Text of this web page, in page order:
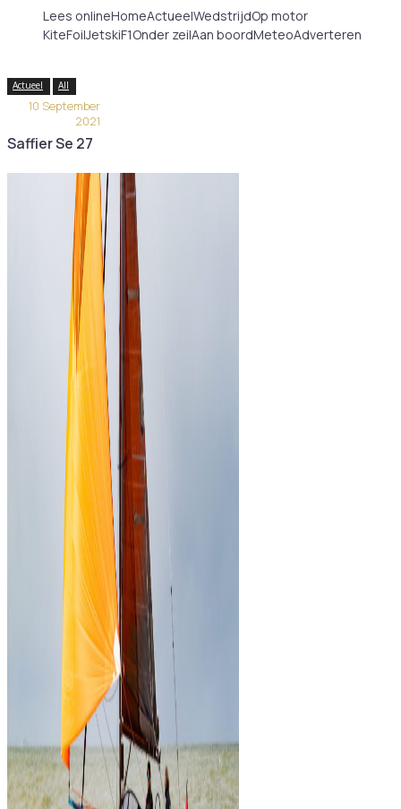
Lees onlineHomeActueelWedstrijdOp motor
KiteFoilJetskiF1Onder zeilAan boordMeteoAdverteren
Actueel All
10 September
2021
Saffier Se 27